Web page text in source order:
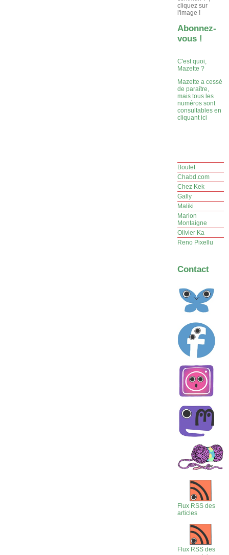
cliquez sur
l'image !
Abonnez-
vous !
C'est quoi,
Mazette ?
Mazette a cessé
de paraître,
mais tous les
numéros sont
consultables en
cliquant ici
Boulet
Chabd.com
Chez Kek
Gally
Maliki
Marion
Montaigne
Olivier Ka
Reno Pixellu
Contact
Flux RSS des
articles
Flux RSS des